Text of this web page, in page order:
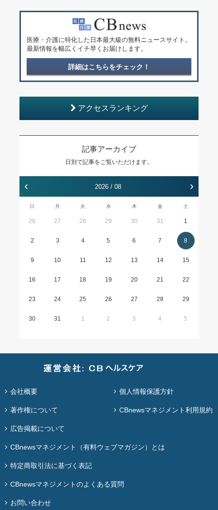
医療・介護に特化した日本最大級の無料ニュースサイト。
最新情報を幅広くイチ早くお届けします。
詳細はこちらをチェック！
アクセスランキング
記事アーカイブ
日別で記事をご覧いただけます。
‹ 2026 / 08 ›
日 月 火 水 木 金 土
26 27 28 29 30 31 1
2 3 4 5 6 7 8
9 10 11 12 13 14 15
16 17 18 19 20 21 22
23 24 25 26 27 28 29
30 31 1 2 3 4 5
会社概要 個人情報保護方針
著作権について CBnewsマネジメント利用規約
広告掲載について
CBnewsマネジメント（有料ウェブマガジン）とは
特定商取引法に基づく表記
CBnewsマネジメントのよくある質問
お問い合わせ